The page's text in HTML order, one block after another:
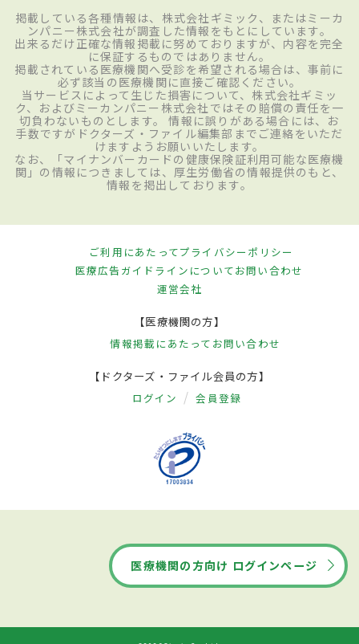
掲載している各種情報は、株式会社ギミック、またはミーカ
ンパニー株式会社が調査した情報をもとにしています。
出来るだけ正確な情報掲載に努めておりますが、内容を完全
に保証するものではありません。
掲載されている医療機関へ受診を希望される場合は、事前に
必ず該当の医療機関に直接ご確認ください。
当サービスによって生じた損害について、株式会社ギミッ
ク、およびミーカンパニー株式会社ではその賠償の責任を一
切負わないものとします。 情報に誤りがある場合には、お
手数ですがドクターズ・ファイル編集部までご連絡をいただ
けますようお願いいたします。
なお、「マイナンバーカードの健康保険証利用可能な医療機
関」の情報につきましては、厚生労働省の情報提供のもと、
情報を掲出しております。
ご利用にあたってプライバシーポリシー
医療広告ガイドラインについてお問い合わせ
運営会社
【医療機関の方】
情報掲載にあたって お問い合わせ
【ドクターズ・ファイル会員の方】
ログイン 会員登録
医療機関の方向け ログインページ